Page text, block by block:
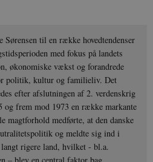
til en række hovedtendenser
med fokus på landets
økonomiske vækst og forandrede
politik, kultur og familieliv. Det
efter afslutningen af 2. verdenskrig
og frem mod 1973 en række markante
magtforhold medførte, at den danske
og meldte sig ind i
rigere land, hvilket - bl.a.